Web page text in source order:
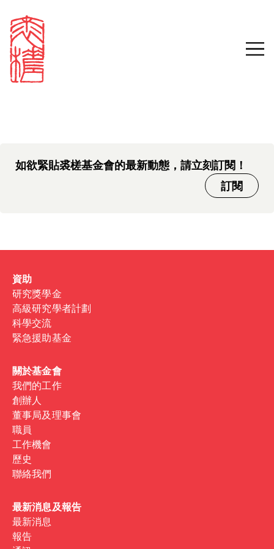
Sign in
Email
Search our stories,
awards, events and
中文版本頁面即將推出，敬請
期待。
如欲緊貼裘槎基金會的最新動態，請立刻訂閱！
訂閱
資助
研究獎學金
高級研究學者計劃
科學交流
緊急援助基金
關於基金會
我們的工作
創辦人
董事局及理事會
職員
工作機會
歷史
聯絡我們
最新消息及報告
最新消息
報告